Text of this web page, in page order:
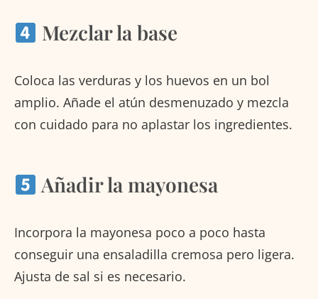
Mezclar la base
Coloca las verduras y los huevos en un bol
amplio. Añade el atún desmenuzado y mezcla
con cuidado para no aplastar los ingredientes.
Añadir la mayonesa
Incorpora la mayonesa poco a poco hasta
conseguir una ensaladilla cremosa pero ligera.
Ajusta de sal si es necesario.